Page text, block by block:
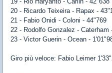
20 - Ricardo Teixeira - Rapax -
21 - Fabio Onidi - Coloni - 44"769
22 - Rodolfo Gonzalez - Caterham
23 - Victor Guerin - Ocean -
Giro più veloce: Fabio Leimer